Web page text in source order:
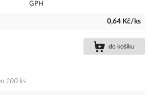
GPH
0,64 Kč/ks
do košíku
100 ks